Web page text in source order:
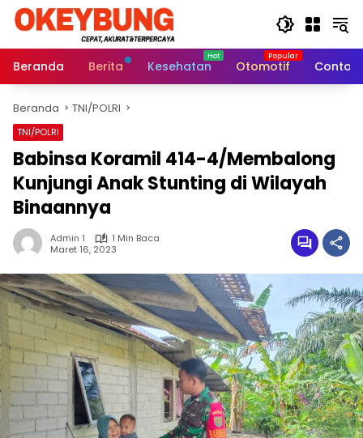
Langsung
Beranda
Berita Kesehatan Otomotif Contoh
Beranda TNI/POLRI
TNI/POLRI
Babinsa Koramil 414-4/Membalong
Kunjungi Anak Stunting di Wilayah
Binaannya
Admin 1
1 Min Baca
Maret 16, 2023